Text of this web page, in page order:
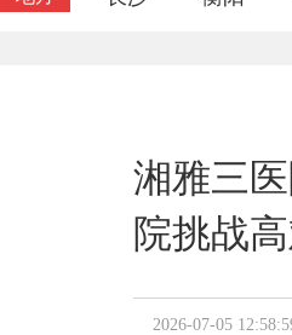
湘雅三
院挑战
2026-07-05